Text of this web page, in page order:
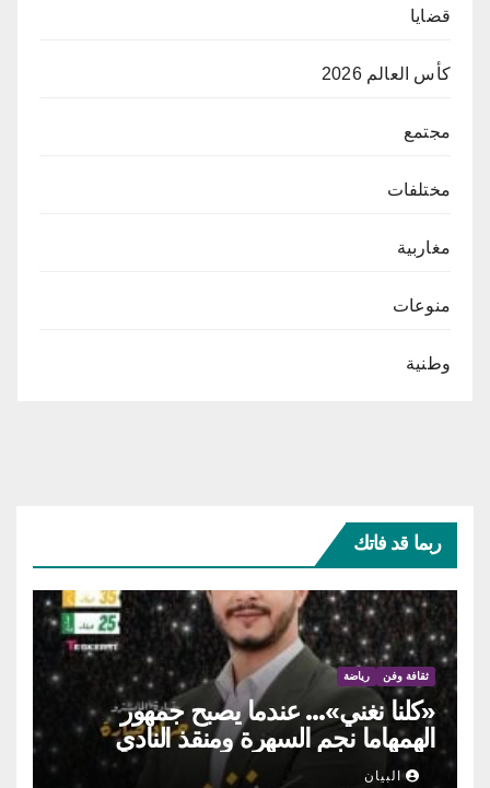
قضايا
كأس العالم 2026
مجتمع
مختلفات
مغاربية
منوعات
وطنية
ربما قد فاتك
ثقافة وفن رياضة
«كلنا نغني»… عندما يصبح جمهور
الهمهاما نجم السهرة ومنقذ النادي
البيان